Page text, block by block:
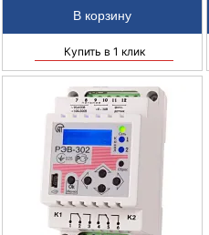
Купить в 1 клик